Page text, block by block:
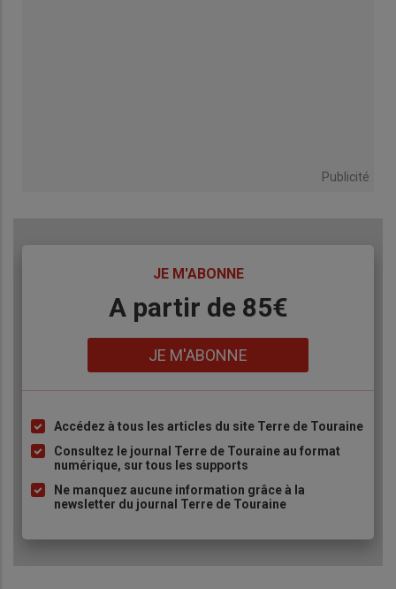
Publicité
JE M'ABONNE
A partir de 85€
JE M'ABONNE
Liste
à
puce
Accédez à tous les articles du site Terre de Touraine
Consultez le journal Terre de Touraine au format
numérique, sur tous les supports
Ne manquez aucune information grâce à la
newsletter du journal Terre de Touraine